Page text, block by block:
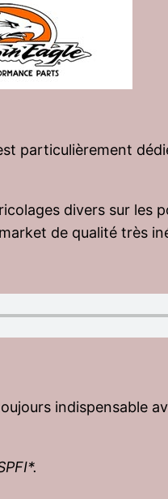
particulièrement
divers sur les
de qualité très
indispensable